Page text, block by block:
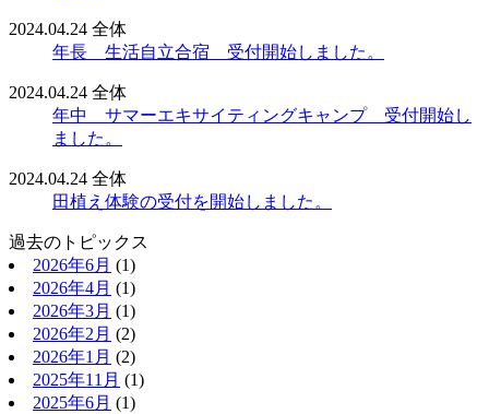
2024.04.24 全体
年長 生活自立合宿 受付開始しました。
2024.04.24 全体
年中 サマーエキサイティングキャンプ 受付開始し
ました。
2024.04.24 全体
田植え体験の受付を開始しました。
過去のトピックス
2026年6月 (1)
2026年4月 (1)
2026年3月 (1)
2026年2月 (2)
2026年1月 (2)
2025年11月 (1)
2025年6月 (1)